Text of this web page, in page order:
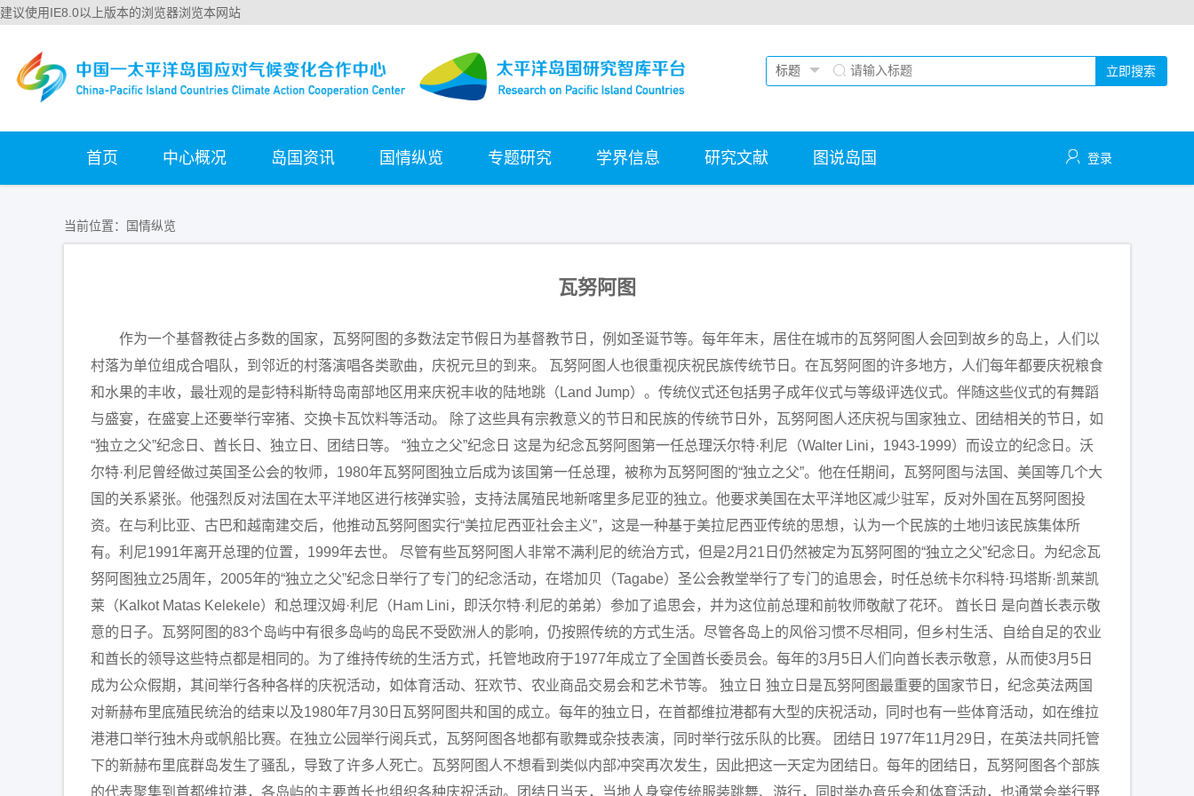
建议使用IE8.0以上版本的浏览器浏览本网站
立即搜索
首页 中心概况 岛国资讯 国情纵览 专题研究 学界信息 研究文献 图说岛国 登录
当前位置： 国情纵览
瓦努阿图
作为一个基督教徒占多数的国家，瓦努阿图的多数法定节假日为基督教节日，例如圣诞节等。每年年末，居住在城市的瓦努阿图人会回到故乡的岛上，人们以
村落为单位组成合唱队，到邻近的村落演唱各类歌曲，庆祝元旦的到来。 瓦努阿图人也很重视庆祝民族传统节日。在瓦努阿图的许多地方，人们每年都要庆祝粮食
和水果的丰收，最壮观的是彭特科斯特岛南部地区用来庆祝丰收的陆地跳（Land Jump）。传统仪式还包括男子成年仪式与等级评选仪式。伴随这些仪式的有舞蹈
与盛宴，在盛宴上还要举行宰猪、交换卡瓦饮料等活动。 除了这些具有宗教意义的节日和民族的传统节日外，瓦努阿图人还庆祝与国家独立、团结相关的节日，如
“独立之父”纪念日、酋长日、独立日、团结日等。 “独立之父”纪念日 这是为纪念瓦努阿图第一任总理沃尔特·利尼（Walter Lini，1943-1999）而设立的纪念日。沃
尔特·利尼曾经做过英国圣公会的牧师，1980年瓦努阿图独立后成为该国第一任总理，被称为瓦努阿图的“独立之父”。他在任期间，瓦努阿图与法国、美国等几个大
国的关系紧张。他强烈反对法国在太平洋地区进行核弹实验，支持法属殖民地新喀里多尼亚的独立。他要求美国在太平洋地区减少驻军，反对外国在瓦努阿图投
资。在与利比亚、古巴和越南建交后，他推动瓦努阿图实行“美拉尼西亚社会主义”，这是一种基于美拉尼西亚传统的思想，认为一个民族的土地归该民族集体所
有。利尼1991年离开总理的位置，1999年去世。 尽管有些瓦努阿图人非常不满利尼的统治方式，但是2月21日仍然被定为瓦努阿图的“独立之父”纪念日。为纪念瓦
努阿图独立25周年，2005年的“独立之父”纪念日举行了专门的纪念活动，在塔加贝（Tagabe）圣公会教堂举行了专门的追思会，时任总统卡尔科特·玛塔斯·凯莱凯
莱（Kalkot Matas Kelekele）和总理汉姆·利尼（Ham Lini，即沃尔特·利尼的弟弟）参加了追思会，并为这位前总理和前牧师敬献了花环。 酋长日 是向酋长表示敬
意的日子。瓦努阿图的83个岛屿中有很多岛屿的岛民不受欧洲人的影响，仍按照传统的方式生活。尽管各岛上的风俗习惯不尽相同，但乡村生活、自给自足的农业
和酋长的领导这些特点都是相同的。为了维持传统的生活方式，托管地政府于1977年成立了全国酋长委员会。每年的3月5日人们向酋长表示敬意，从而使3月5日
成为公众假期，其间举行各种各样的庆祝活动，如体育活动、狂欢节、农业商品交易会和艺术节等。 独立日 独立日是瓦努阿图最重要的国家节日，纪念英法两国
对新赫布里底殖民统治的结束以及1980年7月30日瓦努阿图共和国的成立。每年的独立日，在首都维拉港都有大型的庆祝活动，同时也有一些体育活动，如在维拉
港港口举行独木舟或帆船比赛。在独立公园举行阅兵式，瓦努阿图各地都有歌舞或杂技表演，同时举行弦乐队的比赛。 团结日 1977年11月29日，在英法共同托管
下的新赫布里底群岛发生了骚乱，导致了许多人死亡。瓦努阿图人不想看到类似内部冲突再次发生，因此把这一天定为团结日。每年的团结日，瓦努阿图各个部族
的代表聚集到首都维拉港，各岛屿的主要酋长也组织各种庆祝活动。团结日当天，当地人身穿传统服装跳舞、游行，同时举办音乐会和体育活动，也通常会举行野